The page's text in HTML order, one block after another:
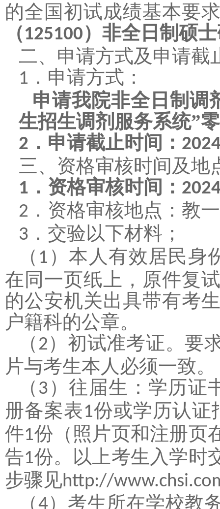
的全国初试成绩基本要
（125100）非全日制硕
二、 申请方式及申请截
1 ． 申请方式：
申请我院非全日制调
生招生调剂服务系统”
2 ． 申请截止时间：
三、 资格审核时间及地
1 ． 资格审核时间：
2 ． 资格审核地点：教
3 ． 交验以下材料；
（ 1 ）本人有效居民身
在同一页纸上，原件复
的公安机关出具带有考
户籍科的公章。
（ 2 ）初试准考证。要
片与考生本人必须一致。
（ 3 ）往届生：学历证
册备案表1份或学历认证
件1份（照片页和注册页
告1份。以上考生入学时
步骤见http://
（4） 考生所在学校教